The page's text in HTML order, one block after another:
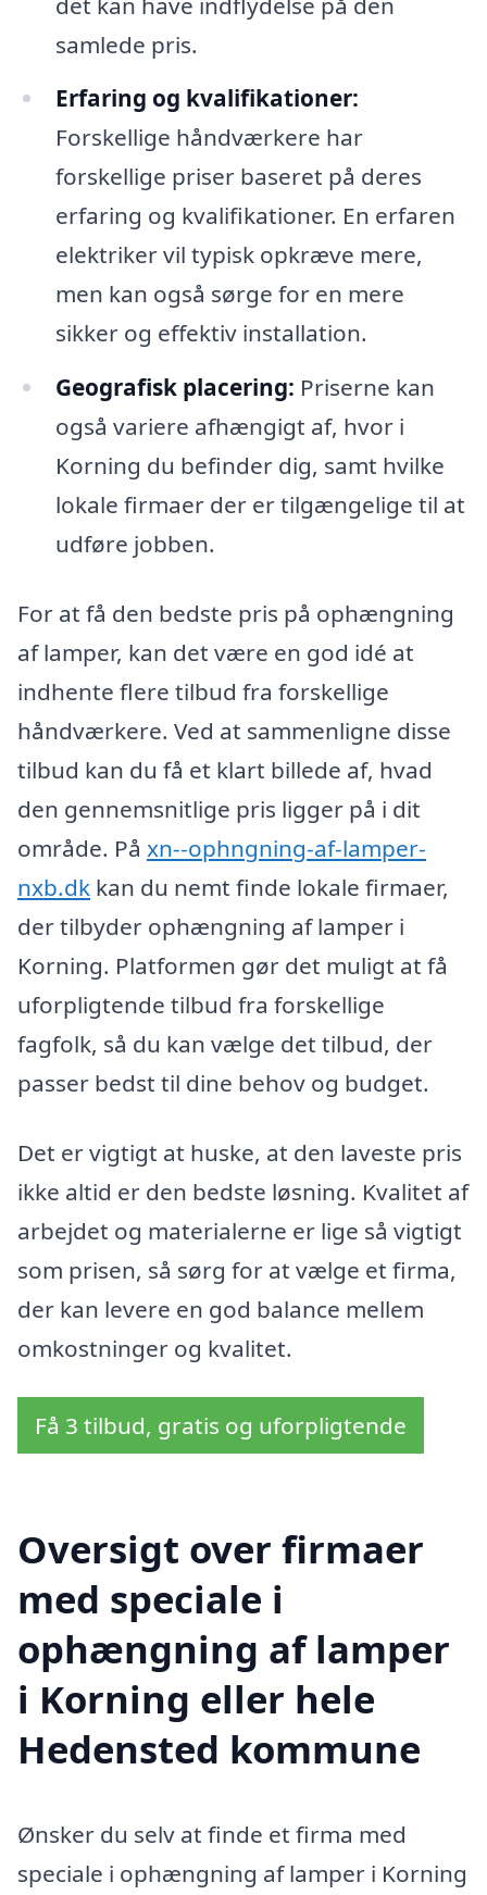
samlede pris.
Erfaring og kvalifikationer:
Forskellige håndværkere har
forskellige priser baseret på deres
erfaring og kvalifikationer. En erfaren
elektriker vil typisk opkræve mere,
men kan også sørge for en mere
sikker og effektiv installation.
Geografisk placering: Priserne kan
også variere afhængigt af, hvor i
Korning du befinder dig, samt hvilke
lokale firmaer der er tilgængelige til at
udføre jobben.
For at få den bedste pris på ophængning
af lamper, kan det være en god idé at
indhente flere tilbud fra forskellige
håndværkere. Ved at sammenligne disse
tilbud kan du få et klart billede af, hvad
den gennemsnitlige pris ligger på i dit
område. På xn--ophngning-af-lamper-
nxb.dk kan du nemt finde lokale firmaer,
der tilbyder ophængning af lamper i
Korning. Platformen gør det muligt at få
uforpligtende tilbud fra forskellige
fagfolk, så du kan vælge det tilbud, der
passer bedst til dine behov og budget.
Det er vigtigt at huske, at den laveste pris
ikke altid er den bedste løsning. Kvalitet af
arbejdet og materialerne er lige så vigtigt
som prisen, så sørg for at vælge et firma,
der kan levere en god balance mellem
omkostninger og kvalitet.
Få 3 tilbud, gratis og uforpligtende
Oversigt over firmaer
med speciale i
ophængning af lamper
i Korning eller hele
Hedensted kommune
Ønsker du selv at finde et firma med
speciale i ophængning af lamper i Korning